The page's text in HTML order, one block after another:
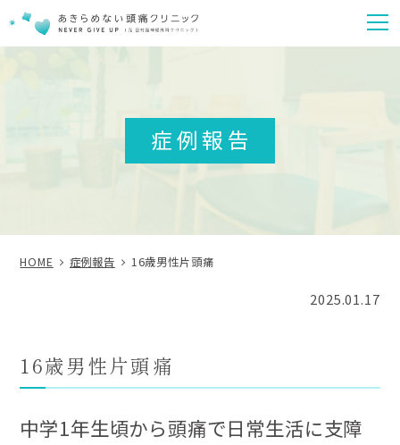
症例報告
HOME 症例報告 16歳男性片頭痛
2025.01.17
16歳男性片頭痛
中学1年生頃から頭痛で日常生活に支障